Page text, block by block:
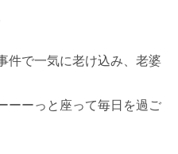
件で一気に老け込み、老婆
ーっと座って毎日を過ご